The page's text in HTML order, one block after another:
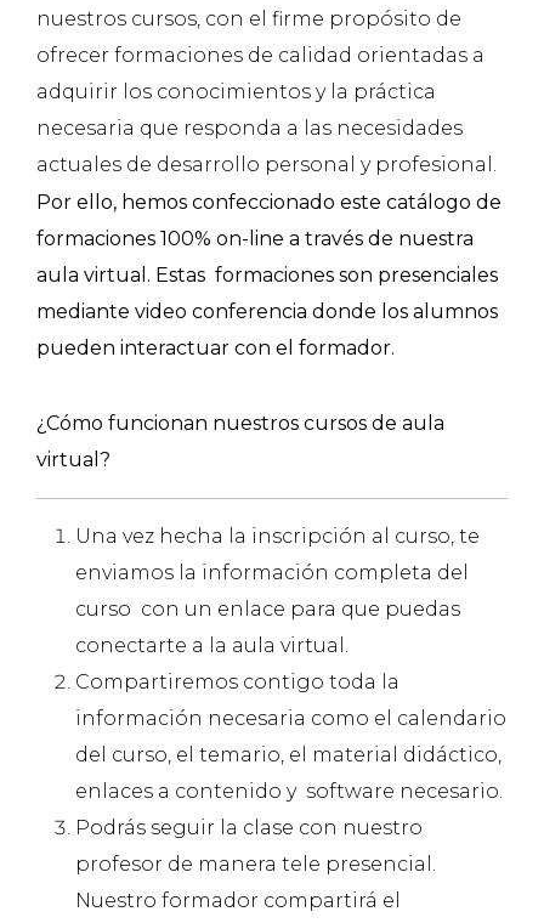
nuestros cursos, con el firme propósito de
ofrecer formaciones de calidad orientadas a
adquirir los conocimientos y la práctica
necesaria que responda a las necesidades
actuales de desarrollo personal y profesional.
Por ello, hemos confeccionado este catálogo de
formaciones 100% on-line a través de nuestra
aula virtual. Estas formaciones son presenciales
mediante video conferencia donde los alumnos
pueden interactuar con el formador.
¿Cómo funcionan nuestros cursos de aula
virtual?
Una vez hecha la inscripción al curso, te
enviamos la información completa del
curso con un enlace para que puedas
conectarte a la aula virtual.
Compartiremos contigo toda la
información necesaria como el calendario
del curso, el temario, el material didáctico,
enlaces a contenido y software necesario.
Podrás seguir la clase con nuestro
profesor de manera tele presencial.
Nuestro formador compartirá el